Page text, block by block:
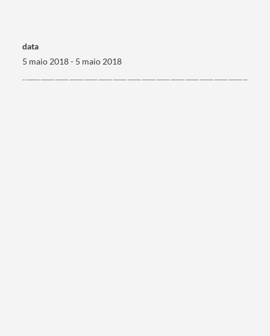
data
5 maio 2018 - 5 maio 2018